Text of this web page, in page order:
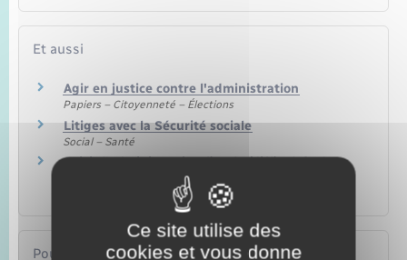
Et aussi
Agir en justice contre l'administration
Papiers – Citoyenneté – Élections
Litiges avec la Sécurité sociale
Social – Santé
Saisir l'administration fiscale (difficultés de
paiement, réclamation…)
Argent – Impôts – Consommation
Pour en savoir plus
Ce site utilise des
cookies et vous donne